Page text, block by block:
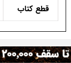
قطع کتاب